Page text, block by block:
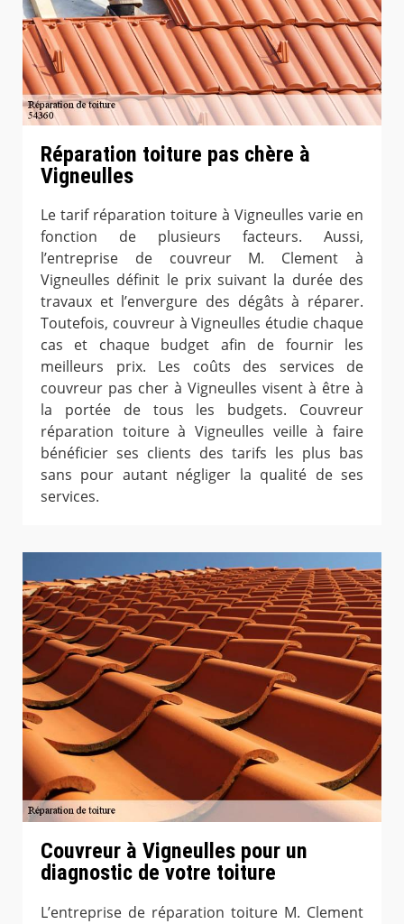
Réparation toiture pas chère à
Vigneulles
Le tarif réparation toiture à Vigneulles varie en
fonction de plusieurs facteurs. Aussi,
l’entreprise de couvreur M. Clement à
Vigneulles définit le prix suivant la durée des
travaux et l’envergure des dégâts à réparer.
Toutefois, couvreur à Vigneulles étudie chaque
cas et chaque budget afin de fournir les
meilleurs prix. Les coûts des services de
couvreur pas cher à Vigneulles visent à être à
la portée de tous les budgets. Couvreur
réparation toiture à Vigneulles veille à faire
bénéficier ses clients des tarifs les plus bas
sans pour autant négliger la qualité de ses
services.
Couvreur à Vigneulles pour un
diagnostic de votre toiture
L’entreprise de réparation toiture M. Clement